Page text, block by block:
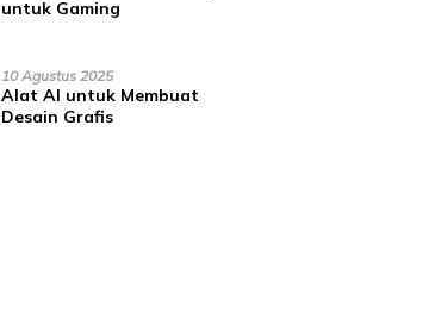
untuk Gaming
10 Agustus 2025
Alat AI untuk Membuat
Desain Grafis